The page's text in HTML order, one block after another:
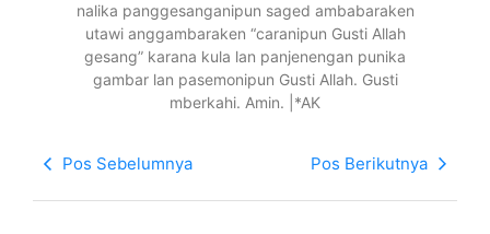
nalika panggesanganipun saged ambabaraken
utawi anggambaraken “caranipun Gusti Allah
gesang” karana kula lan panjenengan punika
gambar lan pasemonipun Gusti Allah. Gusti
mberkahi. Amin. |*AK
Pos Sebelumnya Pos Berikutnya